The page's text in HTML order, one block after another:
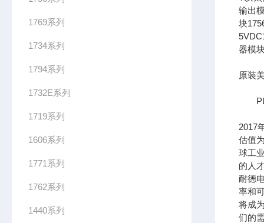
1769系列
1734系列
1794系列
1732E系列
1719系列
1606系列
1771系列
1762系列
1440系列
输出
块
器模
原装
PLC
2017
估值
球工
的人
耐德
率和
将成
们的